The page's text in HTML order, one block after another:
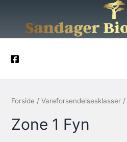
indholdet
Forside / Vareforsendelsesklasser /
Zone 1 Fyn